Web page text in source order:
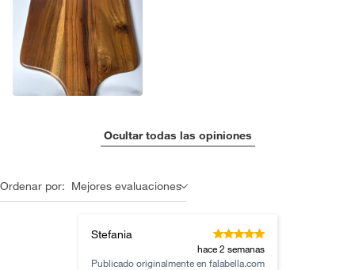
Ocultar todas las opiniones
Ordenar por: Mejores evaluaciones
Stefania
hace 2 semanas
Publicado originalmente en falabella.com